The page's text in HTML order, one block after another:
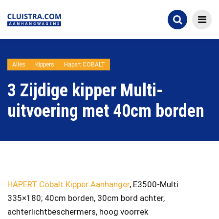
Alles Kippers Hapert COBALT
3 Zijdige kipper Multi-
uitvoering met 40cm borden
HAPERT Cobalt Kipper Aanhanger, E3500-Multi
335×180; 40cm borden, 30cm bord achter,
achterlichtbeschermers, hoog voorrek